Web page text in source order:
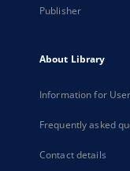
Publisher
About Library
Information for
Frequently asked
Contact details